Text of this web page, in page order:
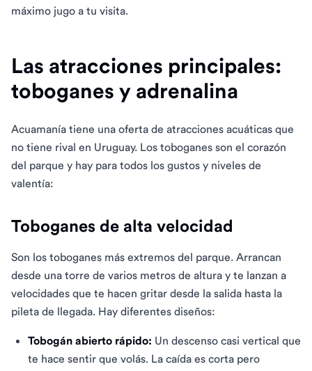
máximo jugo a tu visita.
Las atracciones principales:
toboganes y adrenalina
Acuamanía tiene una oferta de atracciones acuáticas que
no tiene rival en Uruguay. Los toboganes son el corazón
del parque y hay para todos los gustos y niveles de
valentía:
Toboganes de alta velocidad
Son los toboganes más extremos del parque. Arrancan
desde una torre de varios metros de altura y te lanzan a
velocidades que te hacen gritar desde la salida hasta la
pileta de llegada. Hay diferentes diseños:
Tobogán abierto rápido: Un descenso casi vertical que
te hace sentir que volás. La caída es corta pero